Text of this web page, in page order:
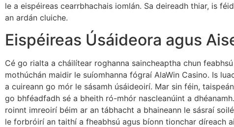
le a eispéireas cearrbhachais iomlán. Sa deireadh thiar, is
an ardán cluiche.
Eispéireas Úsáideora agus
Cé go rialta a cháilítear roghanna saincheaptha chun
mothúchán maidir le suíomhanna fógraí AlaWin Casino. Is
a cuireann go mór le sásamh úsáideoirí. Mar sin féin,
go bhféadfadh sé a bheith ró-mhór nascleanúint a
roinnt imreoirí béim ar an tábhacht a bhaineann le sásraí
le forbróirí an taithí a fheabhsú agus bíonn tionchar díreach